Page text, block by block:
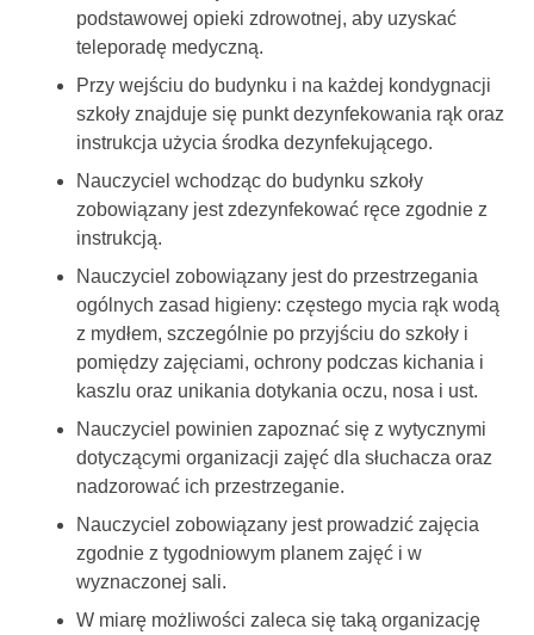
podstawowej opieki zdrowotnej, aby uzyskać
teleporadę medyczną.
Przy wejściu do budynku i na każdej kondygnacji
szkoły znajduje się punkt dezynfekowania rąk oraz
instrukcja użycia środka dezynfekującego.
Nauczyciel wchodząc do budynku szkoły
zobowiązany jest zdezynfekować ręce zgodnie z
instrukcją.
Nauczyciel zobowiązany jest do przestrzegania
ogólnych zasad higieny: częstego mycia rąk wodą
z mydłem, szczególnie po przyjściu do szkoły i
pomiędzy zajęciami, ochrony podczas kichania i
kaszlu oraz unikania dotykania oczu, nosa i ust.
Nauczyciel powinien zapoznać się z wytycznymi
dotyczącymi organizacji zajęć dla słuchacza oraz
nadzorować ich przestrzeganie.
Nauczyciel zobowiązany jest prowadzić zajęcia
zgodnie z tygodniowym planem zajęć i w
wyznaczonej sali.
W miarę możliwości zaleca się taką organizację